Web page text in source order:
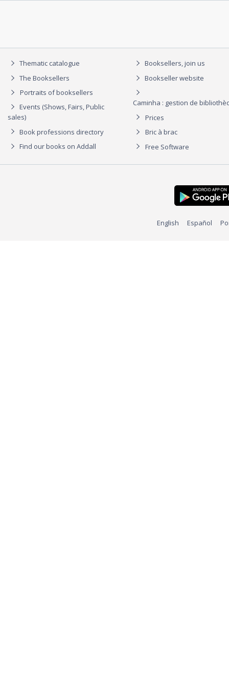
Thematic catalogue
The Booksellers
Portraits of booksellers
Events (Shows, Fairs, Public
sales)
Book professions directory
Find our books on Addall
Booksellers, join us
Bookseller website
Caminha : gestion de
Prices
Bric à brac
Free Software
English Español